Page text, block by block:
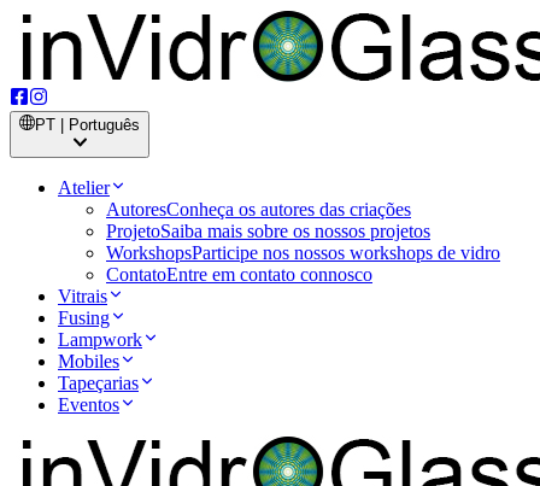
PT | Português
Atelier
AutoresConheça os autores das criações
ProjetoSaiba mais sobre os nossos projetos
WorkshopsParticipe nos nossos workshops de vidro
ContatoEntre em contato connosco
Vitrais
Fusing
Lampwork
Mobiles
Tapeçarias
Eventos